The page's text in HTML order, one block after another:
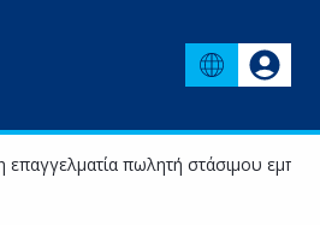
επαγγελματία πωλητή στάσιμου